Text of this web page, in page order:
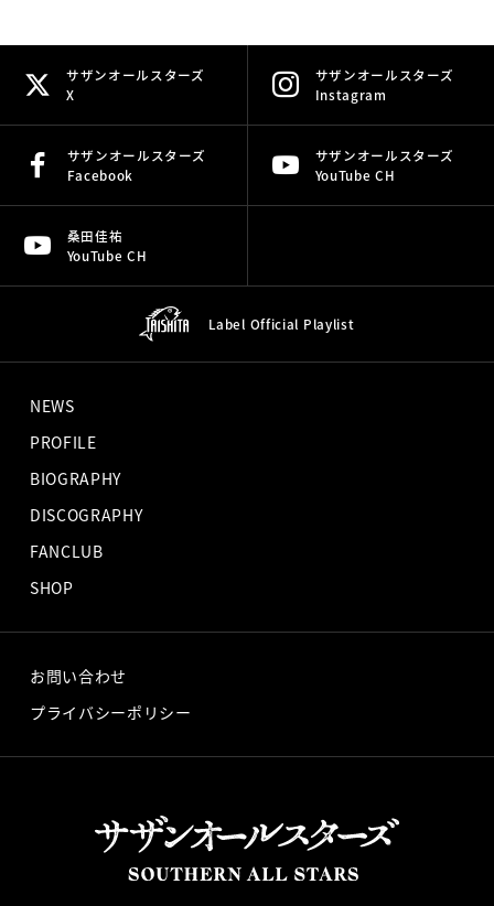
サザンオールスターズ
X
サザンオールスターズ
Instagram
サザンオールスターズ
Facebook
サザンオールスターズ
YouTube CH
桑田佳祐
YouTube CH
Label Official Playlist
NEWS
PROFILE
BIOGRAPHY
DISCOGRAPHY
FANCLUB
SHOP
お問い合わせ
プライバシーポリシー